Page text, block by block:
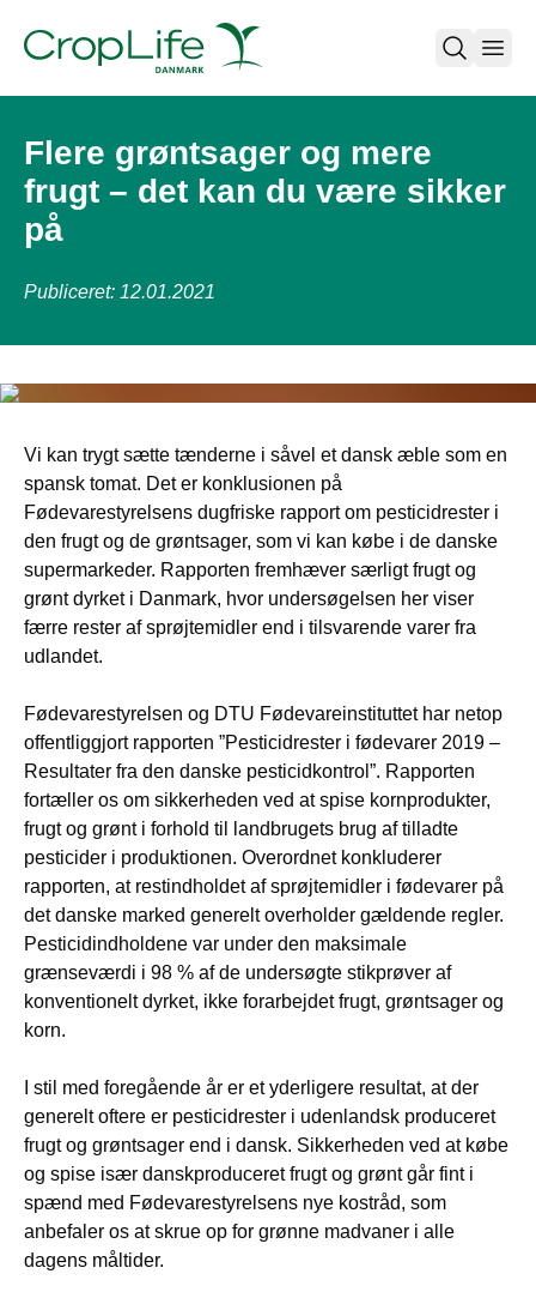
open
Flere grøntsager og mere
frugt – det kan du være sikker
på
Publiceret: 12.01.2021
Vi kan trygt sætte tænderne i såvel et dansk æble som en
spansk tomat. Det er konklusionen på
Fødevarestyrelsens dugfriske rapport om pesticidrester i
den frugt og de grøntsager, som vi kan købe i de danske
supermarkeder. Rapporten fremhæver særligt frugt og
grønt dyrket i Danmark, hvor undersøgelsen her viser
færre rester af sprøjtemidler end i tilsvarende varer fra
udlandet.
Fødevarestyrelsen og DTU Fødevareinstituttet har netop
offentliggjort rapporten ”Pesticidrester i fødevarer 2019 –
Resultater fra den danske pesticidkontrol”. Rapporten
fortæller os om sikkerheden ved at spise kornprodukter,
frugt og grønt i forhold til landbrugets brug af tilladte
pesticider i produktionen. Overordnet konkluderer
rapporten, at restindholdet af sprøjtemidler i fødevarer på
det danske marked generelt overholder gældende regler.
Pesticidindholdene var under den maksimale
grænseværdi i 98 % af de undersøgte stikprøver af
konventionelt dyrket, ikke forarbejdet frugt, grøntsager og
korn.
I stil med foregående år er et yderligere resultat, at der
generelt oftere er pesticidrester i udenlandsk produceret
frugt og grøntsager end i dansk. Sikkerheden ved at købe
og spise især danskproduceret frugt og grønt går fint i
spænd med Fødevarestyrelsens nye kostråd, som
anbefaler os at skrue op for grønne madvaner i alle
dagens måltider.